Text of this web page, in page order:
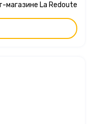
Скидка 12% по промокоду в интернет-магазине La Redoute